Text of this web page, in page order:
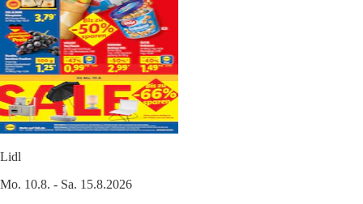
Lidl
Mo. 10.8. - Sa. 15.8.2026